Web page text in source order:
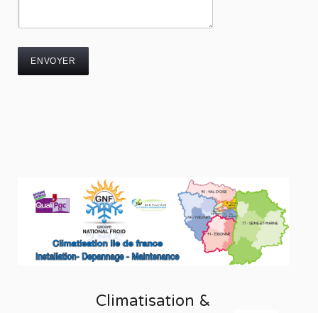
Climatisation &